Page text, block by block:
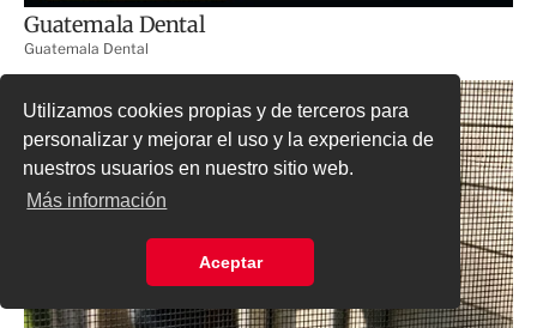
Utilizamos cookies propias y de terceros para
personalizar y mejorar el uso y la experiencia de
nuestros usuarios en nuestro sitio web.
Más información
Aceptar